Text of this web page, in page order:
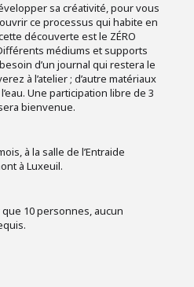
sa créativité, pour vous
ce processus qui habite en
découverte est le ZÉRO
médiums et supports
d’un journal qui restera le
à l’atelier ; d’autre matériaux
Une participation libre de 3
bienvenue.
à la salle de l’Entraide
à Luxeuil.
10 personnes, aucun